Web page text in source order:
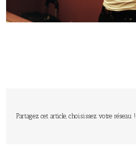
Partagez cet article, choisissez votre réseau !